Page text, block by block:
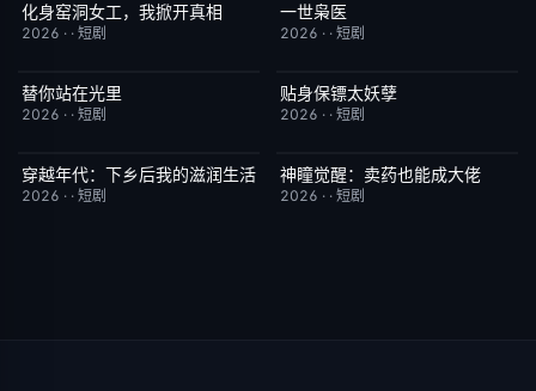
完结
化身窑洞女工，我掀开真相
2026 · · 短剧
完结
一世枭医
2026 · · 短剧
完结
替你站在光里
2026 · · 短剧
完结
贴身保镖太妖孽
2026 · · 短剧
完结 3.0
穿越年代：下乡后我的滋润生活
2026 · · 短剧
完结 7.0
神瞳觉醒：卖药也能成大佬
2026 · · 短剧